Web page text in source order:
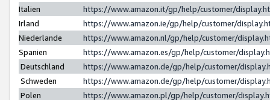
Italien
https://www.amazon.it/gp/help/customer/
Irland
https://www.amazon.ie/gp/help/customer/
Niederlande
https://www.amazon.nl/gp/help/customer/
Spanien
https://www.amazon.es/gp/help/customer/
Deutschland
https://www.amazon.de/gp/help/customer/
Schweden
https://www.amazon.de/gp/help/customer/
Polen
https://www.amazon.pl/gp/help/customer/